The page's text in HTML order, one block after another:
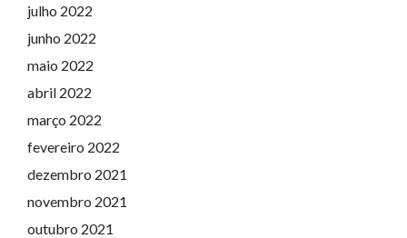
julho 2022
junho 2022
maio 2022
abril 2022
março 2022
fevereiro 2022
dezembro 2021
novembro 2021
outubro 2021